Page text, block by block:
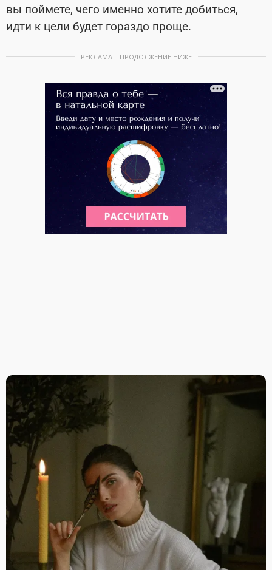
вы поймете, чего именно хотите добиться,
идти к цели будет гораздо проще.
РЕКЛАМА – ПРОДОЛЖЕНИЕ НИЖЕ